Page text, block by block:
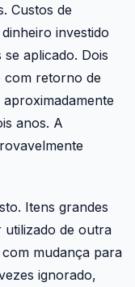
Custos de
investido
aplicado. Dois
com retorno de
anos. A
Itens grandes
utilizado de outra
mudança para
ignorado,